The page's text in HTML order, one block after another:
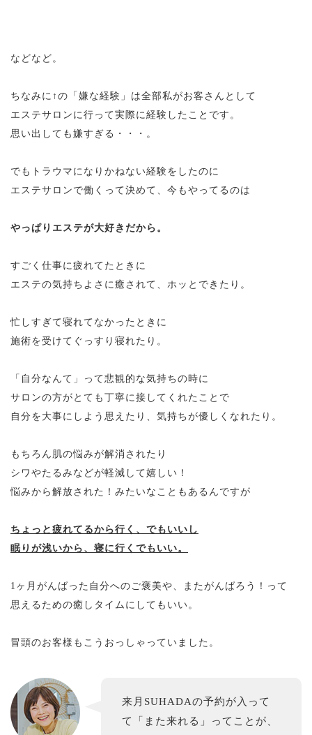
などなど。
ちなみに↑の「嫌な経験」は全部私がお客さんとして
エステサロンに行って実際に経験したことです。
思い出しても嫌すぎる・・・。
でもトラウマになりかねない経験をしたのに
エステサロンで働くって決めて、今もやってるのは
やっぱりエステが大好きだから。
すごく仕事に疲れてたときに
エステの気持ちよさに癒されて、ホッとできたり。
忙しすぎて寝れてなかったときに
施術を受けてぐっすり寝れたり。
「自分なんて」って悲観的な気持ちの時に
サロンの方がとても 丁寧に接してくれたことで
自分を大事にしよう思えたり、 気持ちが優しくなれたり。
もちろん肌の悩みが解消されたり
シワやたるみなどが軽減して嬉しい！
悩みから解放された！みたいなこともあるんですが
ちょっと疲れてるから行く、でもいいし
眠りが浅いから、寝に行くでもいい。
1ヶ月がんばった自分へのご褒美や、またがんばろう！って
思えるための癒しタイムにしてもいい。
冒頭のお客様もこうおっしゃっていました。
来月SUHADAの予約が入って
て「また来れる」ってことが、